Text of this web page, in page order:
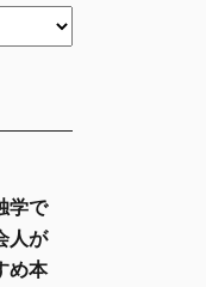
学で
人が
め本